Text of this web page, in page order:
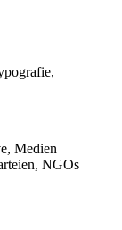
Medien
NGOs